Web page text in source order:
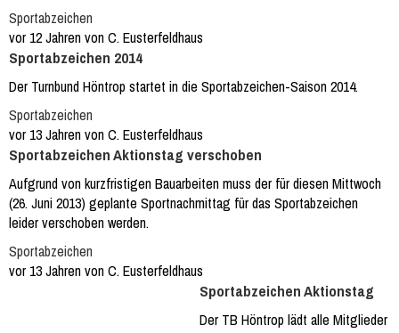
Sportabzeichen
vor 12 Jahren von C. Eusterfeldhaus
Sportabzeichen 2014
Der Turnbund Höntrop startet in die Sportabzeichen-Saison 2014.
Sportabzeichen
vor 13 Jahren von C. Eusterfeldhaus
Sportabzeichen Aktionstag verschoben
Aufgrund von kurzfristigen Bauarbeiten muss der für diesen Mittwoch
(26. Juni 2013) geplante Sportnachmittag für das Sportabzeichen
leider verschoben werden.
Sportabzeichen
vor 13 Jahren von C. Eusterfeldhaus
Sportabzeichen Aktionstag
Der TB Höntrop lädt alle Mitglieder